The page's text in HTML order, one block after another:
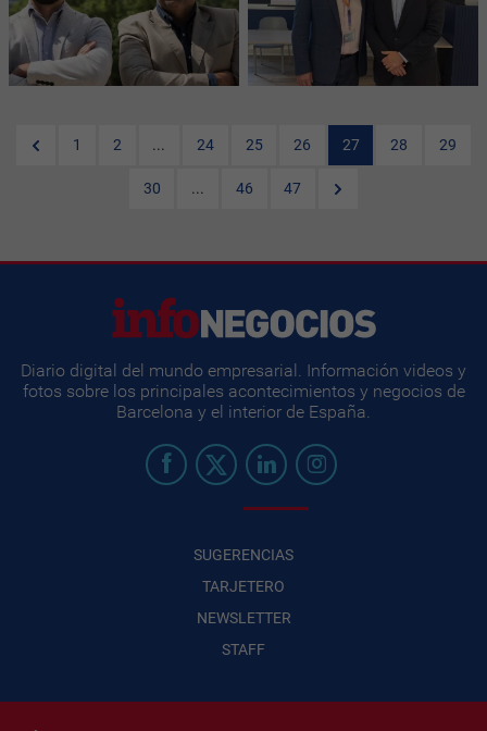
1 2 ... 24 25 26 27 28 29
30 ... 46 47
Diario digital del mundo empresarial. Información videos y
fotos sobre los principales acontecimientos y negocios de
Barcelona y el interior de España.
SUGERENCIAS
TARJETERO
NEWSLETTER
STAFF